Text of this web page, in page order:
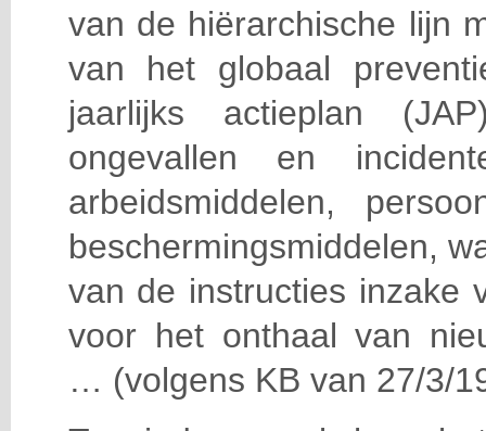
van de hiërarchische lijn
van het globaal
jaarlijks actieplan
ongevallen en
arbeidsmiddelen,
beschermingsmiddelen,
van de instructies inzake
voor het onthaal van
… (volgens KB van 27/3/